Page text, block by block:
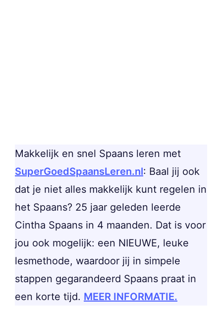
Makkelijk en snel Spaans leren met
SuperGoedSpaansLeren.nl: Baal jij ook
dat je niet alles makkelijk kunt regelen in
het Spaans? 25 jaar geleden leerde
Cintha Spaans in 4 maanden. Dat is voor
jou ook mogelijk: een NIEUWE, leuke
lesmethode, waardoor jij in simpele
stappen gegarandeerd Spaans praat in
een korte tijd. MEER INFORMATIE.